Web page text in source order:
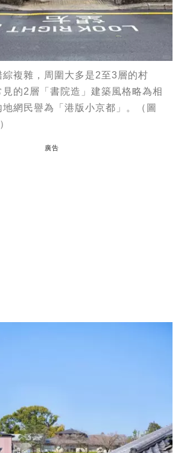
綜複雜，周圍大多是2至3層的村
見的2層「書院造」建築風格略為相
網民譽為「港版小京都」。（圖
廣告